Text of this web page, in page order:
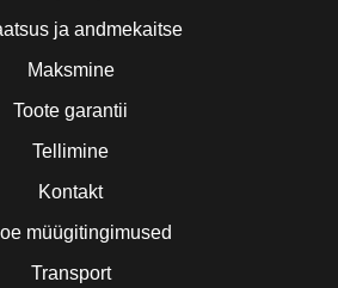
ja andmekaitse
Maksmine
Toote garantii
Tellimine
Kontakt
müügitingimused
Transport